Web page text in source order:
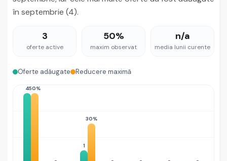
în septembrie (4).
3
oferte active
50%
maxim observat
n/a
media lunii curente
Oferte adăugate Reducere maximă
450%
1
30%